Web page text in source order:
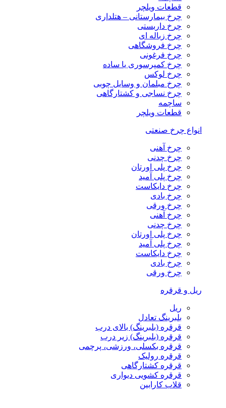
قطعات ویلچر
چرخ بیمارستانی – هتلداری
چرخ داربستی
چرخ زباله ای
چرخ فروشگاهی
چرخ فرغونی
چرخ کمپرسوری یا ساده
چرخ لوکس
چرخ مبلمان و وسایل چوبی
چرخ نساجی و کشتارگاهی
ساچمه
قطعات ویلچر
انواع چرخ صنعتی
چرخ آهنی
چرخ چدنی
چرخ پلی اورتان
چرخ پلی آمید
چرخ دایکاست
چرخ بادی
چرخ ورقی
چرخ آهنی
چرخ چدنی
چرخ پلی اورتان
چرخ پلی آمید
چرخ دایکاست
چرخ بادی
چرخ ورقی
ریل و قرقره
ریل
بلبرینگ تعادل
قرقره (بلبرینگ) بالای درب
قرقره (بلبرینگ) زیر درب
قرقره بکسلی، ورزشی، پرچمی
قرقره رولیک
قرقره کشتارگاهی
قرقره کشویی دیواری
قلاب کارابین